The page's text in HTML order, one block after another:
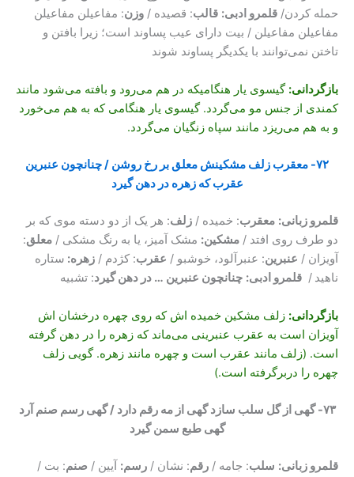
حمله کردن/ قلمرو ادبی: قالب: قصیده / وزن: مفاعیلن مفاعیلن
مفاعیلن مفاعیلن / بیت دارای عیب پساوند است؛ زیرا بافتن و
تاختن نمی‌توانند با یکدیگر پساوند شوند
بازگردانی: گیسوی یار هنگامیکه در هم می‌رود و بافته می‌شود مانند
کمندی از جنس مو می‌گردد. گیسوی یار هنگامی که به هم می‌خورد
و به هم می‌ریزد مانند سپاه زنگیان می‌گردد.
۷۲- معقرب زلف مشکینش معلق بر رخ روشن / چنانچون عنبرین
عقرب که زهره در دهن گیرد
قلمرو زبانی: معقرب: خمیده / زلف: هر یک از دو دسته موی که بر
دو طرف روی افتد / مشکین: مشک آمیز، یا به رنگ مشکی / معلق:
آویزان / عنبرین: عنبرآلود، خوشبو / عقرب: کژدم / زهره: ستاره
ناهید / قلمرو ادبی: چنانچون عنبرین … در دهن گیرد: تشبیه
بازگردانی: زلف مشکین خمیده اش که روی چهره درخشان اش
آویزان است به عقرب عنبرینی می‌ماند که زهره را در دهن گرفته
است. (زلف مانند عقرب است و چهره مانند زهره. گویی زلف
چهره را دربرگرفته است.)
۷۳- گهی از گل سلب سازد گهی از مه رقم دارد / گهی رسم صنم آرد
گهی طبع سمن گیرد
قلمرو زبانی: سلب: جامه / رقم: نشان / رسم: آیین / صنم: بت /